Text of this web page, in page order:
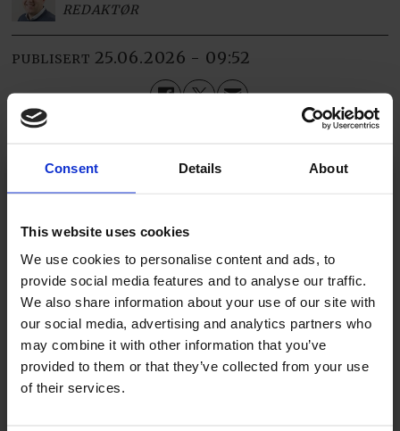
Consent Details About
This website uses cookies
We use cookies to personalise content and ads, to
provide social media features and to analyse our traffic.
We also share information about your use of our site with
our social media, advertising and analytics partners who
may combine it with other information that you’ve
provided to them or that they’ve collected from your use
of their services.
REDAKTØR
PUBLISERT 25.06.2026 - 09:52
Allerede abonnent? Logg inn her
For å fortsette å lese må du logge inn eller
kjøpe et abonnement.